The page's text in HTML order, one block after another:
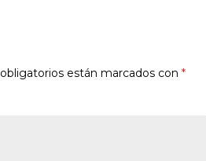
están marcados con *